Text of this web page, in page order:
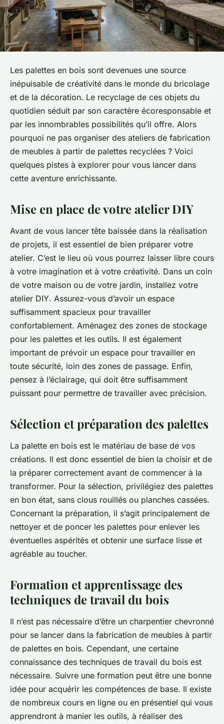
Les palettes en bois sont devenues une source
inépuisable de créativité dans le monde du bricolage
et de la décoration. Le recyclage de ces objets du
quotidien séduit par son caractère écoresponsable et
par les innombrables possibilités qu’il offre. Alors
pourquoi ne pas organiser des ateliers de fabrication
de meubles à partir de palettes recyclées ? Voici
quelques pistes à explorer pour vous lancer dans
cette aventure enrichissante.
Mise en place de votre atelier DIY
Avant de vous lancer tête baissée dans la réalisation
de projets, il est essentiel de bien préparer votre
atelier. C’est le lieu où vous pourrez laisser libre cours
à votre imagination et à votre créativité. Dans un coin
de votre maison ou de votre jardin, installez votre
atelier DIY. Assurez-vous d’avoir un espace
suffisamment spacieux pour travailler
confortablement. Aménagez des zones de stockage
pour les palettes et les outils. Il est également
important de prévoir un espace pour travailler en
toute sécurité, loin des zones de passage. Enfin,
pensez à l’éclairage, qui doit être suffisamment
puissant pour permettre de travailler avec précision.
Sélection et préparation des palettes
La palette en bois est le matériau de base de vos
créations. Il est donc essentiel de bien la choisir et de
la préparer correctement avant de commencer à la
transformer. Pour la sélection, privilégiez des palettes
en bon état, sans clous rouillés ou planches cassées.
Concernant la préparation, il s’agit principalement de
nettoyer et de poncer les palettes pour enlever les
éventuelles aspérités et obtenir une surface lisse et
agréable au toucher.
Formation et apprentissage des
techniques de travail du bois
Il n’est pas nécessaire d’être un charpentier chevronné
pour se lancer dans la fabrication de meubles à partir
de palettes en bois. Cependant, une certaine
connaissance des techniques de travail du bois est
nécessaire. Suivre une formation peut être une bonne
idée pour acquérir les compétences de base. Il existe
de nombreux cours en ligne ou en présentiel qui vous
apprendront à manier les outils, à réaliser des